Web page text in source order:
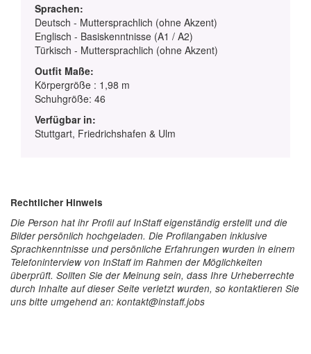
Sprachen:
Deutsch - Muttersprachlich (ohne Akzent)
Englisch - Basiskenntnisse (A1 / A2)
Türkisch - Muttersprachlich (ohne Akzent)
Outfit Maße:
Körpergröße : 1,98 m
Schuhgröße: 46
Verfügbar in:
Stuttgart, Friedrichshafen & Ulm
Rechtlicher Hinweis
Die Person hat ihr Profil auf InStaff eigenständig erstellt und die
Bilder persönlich hochgeladen. Die Profilangaben inklusive
Sprachkenntnisse und persönliche Erfahrungen wurden in einem
Telefoninterview von InStaff im Rahmen der Möglichkeiten
überprüft. Sollten Sie der Meinung sein, dass Ihre Urheberrechte
durch Inhalte auf dieser Seite verletzt wurden, so kontaktieren Sie
uns bitte umgehend an: kontakt@instaff.jobs